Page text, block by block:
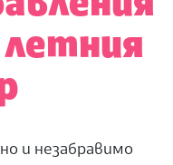
летния
и незабравимо